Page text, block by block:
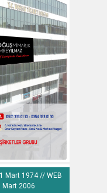
1 Mart 1974 // WEB
Mart 2006